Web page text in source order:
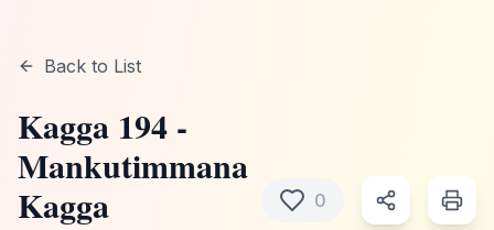
Back to List
Kagga 194 -
Mankutimmana
Kagga
0